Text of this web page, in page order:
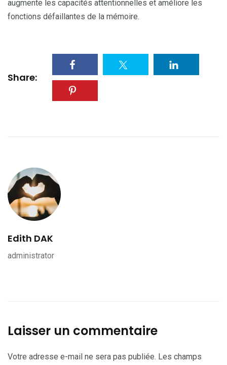
augmente les capacités attentionnelles et améliore les
fonctions défaillantes de la mémoire.
Share:
Edith DAK
administrator
Laisser un commentaire
Votre adresse e-mail ne sera pas publiée. Les champs